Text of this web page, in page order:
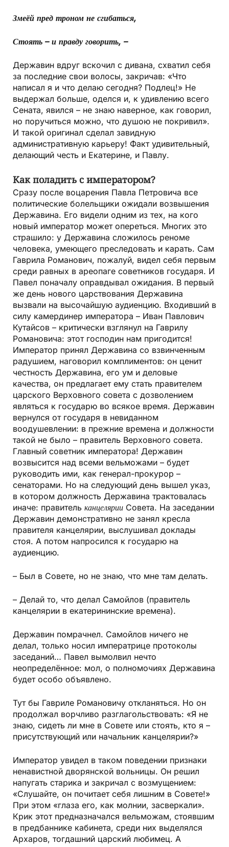
Змеёй пред троном не сгибаться,
Стоять – и правду говорить, –
Державин вдруг вскочил с дивана, схватил себя
за последние свои волосы, закричав: «Что
написал я и что делаю сегодня? Подлец!» Не
выдержал больше, оделся и, к удивлению всего
Сената, явился – не знаю наверное, как говорил,
но поручиться можно, что душою не покривил».
И такой оригинал сделал завидную
административную карьеру! Факт удивительный,
делающий честь и Екатерине, и Павлу.
Как поладить с императором?
Сразу после воцарения Павла Петровича все
политические болельщики ожидали возвышения
Державина. Его видели одним из тех, на кого
новый император может опереться. Многих это
страшило: у Державина сложилось реноме
человека, умеющего преследовать и карать. Сам
Гаврила Романович, пожалуй, видел себя первым
среди равных в ареопаге советников государя. И
Павел поначалу оправдывал ожидания. В первый
же день нового царствования Державина
вызвали на высочайшую аудиенцию. Входивший в
силу камердинер императора – Иван Павлович
Кутайсов – критически взглянул на Гаврилу
Романовича: этот господин нам пригодится!
Император принял Державина со взвинченным
радушием, наговорил комплиментов: он ценит
честность Державина, его ум и деловые
качества, он предлагает ему стать правителем
царского Верховного совета с дозволением
являться к государю во всякое время. Державин
вернулся от государя в невиданном
воодушевлении: в прежние времена и должности
такой не было – правитель Верховного совета.
Главный советник императора! Державин
возвысится над всеми вельможами – будет
руководить ими, как генерал-прокурор –
сенаторами. Но на следующий день вышел указ,
в котором должность Державина трактовалась
иначе: правитель канцелярии Совета. На заседании
Державин демонстративно не занял кресла
правителя канцелярии, выслушивал доклады
стоя. А потом напросился к государю на
аудиенцию.
– Был в Совете, но не знаю, что мне там делать.
– Делай то, что делал Самойлов (правитель
канцелярии в екатерининские времена).
Державин помрачнел. Самойлов ничего не
делал, только носил императрице протоколы
заседаний… Павел вымолвил нечто
неопределённое: мол, о полномочиях Державина
будет особо объявлено.
Тут бы Гавриле Романовичу откланяться. Но он
продолжал ворчливо разглагольствовать: «Я не
знаю, сидеть ли мне в Совете или стоять, кто я –
присутствующий или начальник канцелярии?»
Император увидел в таком поведении признаки
ненавистной дворянской вольницы. Он решил
напугать старика и закричал с возмущением:
«Слушайте, он почитает себя лишним в Совете!»
При этом «глаза его, как молнии, засверкали».
Крик этот предназначался вельможам, стоявшим
в предбаннике кабинета, среди них выделялся
Архаров, тогдашний царский любимец. А